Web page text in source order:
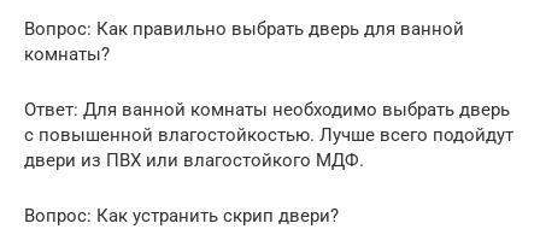
Вопрос: Как правильно выбрать дверь для ванной
комнаты?
Ответ: Для ванной комнаты необходимо выбрать дверь
с повышенной влагостойкостью. Лучше всего подойдут
двери из ПВХ или влагостойкого МДФ.
Вопрос: Как устранить скрип двери?